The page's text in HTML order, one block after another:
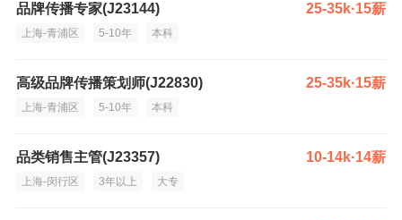
品牌传播专家(J23144) 25-35k·15薪
上海-青浦区 5-10年 本科
高级品牌传播策划师(J22830) 25-35k·15薪
上海-青浦区 5-10年 本科
品类销售主管(J23357) 10-14k·14薪
上海-闵行区 3年以上 大专